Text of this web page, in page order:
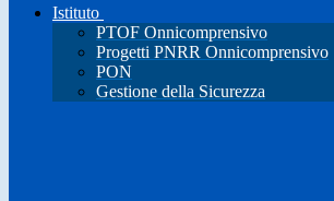
Istituto
PTOF Onnicomprensivo
Progetti PNRR Onnicomprensivo
PON
Gestione della Sicurezza